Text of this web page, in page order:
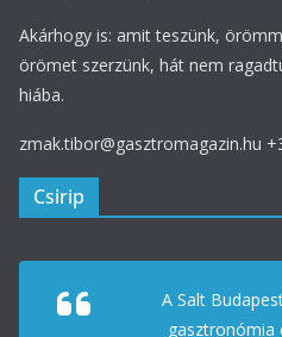
Akárhogy is: amit teszünk,
örömet szerzünk, hát nem
hiába.
zmak.tibor@gasztromagazin.hu
Csirip
A Salt
gasztronómia